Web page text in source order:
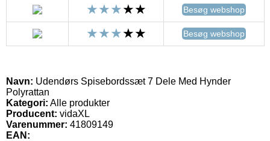
Besøg webshop
Besøg webshop
Navn: Udendørs Spisebordssæt 7 Dele Med Hynder
Polyrattan
Kategori: Alle produkter
Producent: vidaXL
Varenummer: 41809149
EAN: